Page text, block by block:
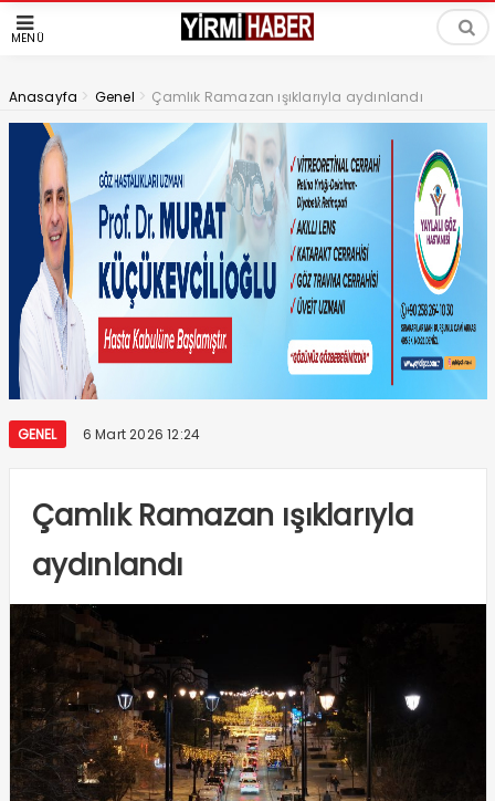
MENÜ
Anasayfa > Genel > Çamlık Ramazan ışıklarıyla aydınlandı
GENEL 6 Mart 2026 12:24
Çamlık Ramazan ışıklarıyla
aydınlandı